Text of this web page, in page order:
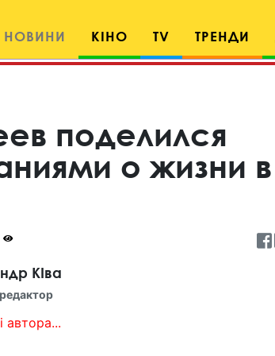
НОВИНИ КІНО TV ТРЕНДИ
поделился
о жизни в
КІва
автора...